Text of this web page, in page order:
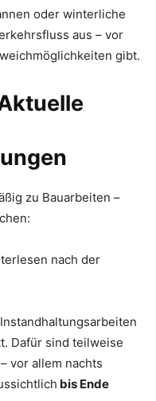
oder winterliche
aus – vor
gibt.
zu Bauarbeiten –
nach der
Dafür sind teilweise
vor allem nachts
bis Ende